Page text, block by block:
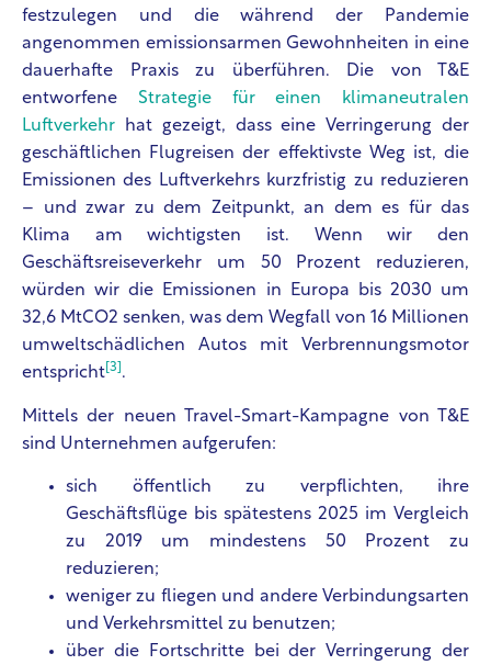
festzulegen und die während der Pandemie
angenommen emissionsarmen Gewohnheiten in eine
dauerhafte Praxis zu überführen. Die von T&E
entworfene Strategie für einen klimaneutralen
Luftverkehr hat gezeigt, dass eine Verringerung der
geschäftlichen Flugreisen der effektivste Weg ist, die
Emissionen des Luftverkehrs kurzfristig zu reduzieren
– und zwar zu dem Zeitpunkt, an dem es für das
Klima am wichtigsten ist. Wenn wir den
Geschäftsreiseverkehr um 50 Prozent reduzieren,
würden wir die Emissionen in Europa bis 2030 um
32,6 MtCO2 senken, was dem Wegfall von 16 Millionen
umweltschädlichen Autos mit Verbrennungsmotor
entspricht [3] .
Mittels der neuen Travel-Smart-Kampagne von T&E
sind Unternehmen aufgerufen:
sich öffentlich zu verpflichten, ihre
Geschäftsflüge bis spätestens 2025 im Vergleich
zu 2019 um mindestens 50 Prozent zu
reduzieren;
weniger zu fliegen und andere Verbindungsarten
und Verkehrsmittel zu benutzen;
über die Fortschritte bei der Verringerung der